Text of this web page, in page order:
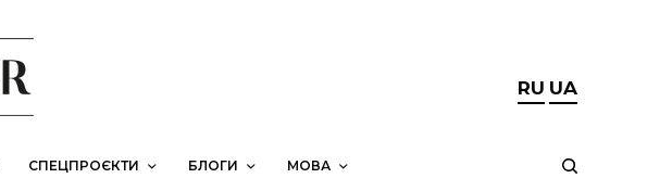
RU UA
СПЕЦПРОЄКТИ БЛОГИ МОВА